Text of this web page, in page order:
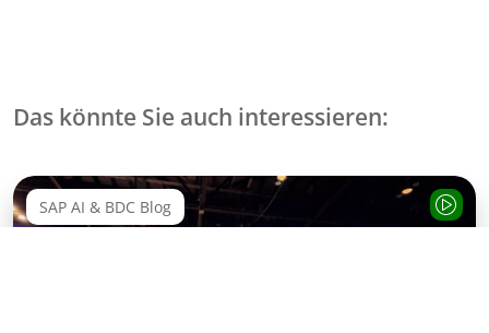
Das könnte Sie auch interessieren:
SAP AI & BDC Blog